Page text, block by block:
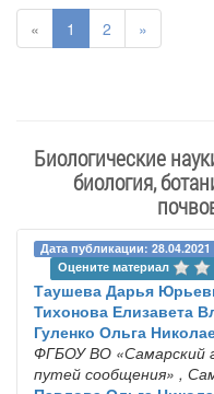
« 1 2 »
Биологические
биология,
Дата публикации: 28.04.2021
Оцените материал
Таушева Дарья
Тихонова Елизавета
Гуленко Ольга
ФГБОУ ВО «Самарский
путей сообщения» ,